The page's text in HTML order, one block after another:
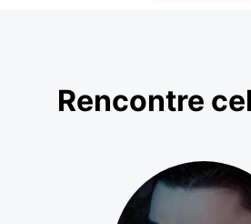
Rencontre